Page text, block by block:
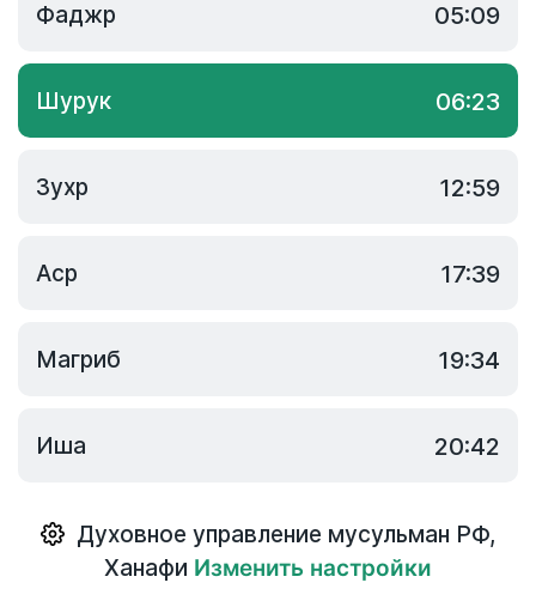
Фаджр 05:09
Шурук 06:23
Зухр 12:59
Аср 17:39
Магриб 19:34
Иша 20:42
Духовное управление мусульман РФ,
Ханафи Изменить настройки